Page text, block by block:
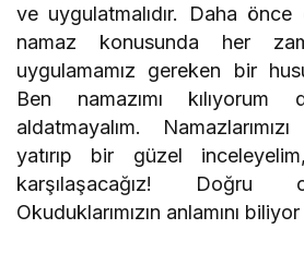
ve uygulatmalıdır. Daha
namaz konusunda her
uygulamamız gereken bir
Ben namazımı kılıyorum
aldatmayalım.
yatırıp bir güzel
karşılaşacağız! Doğru
Okuduklarımızın anlamını